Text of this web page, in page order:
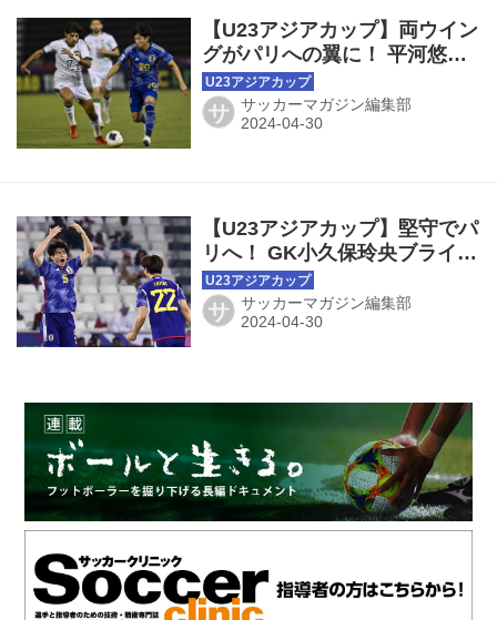
【U23アジアカップ】両ウイン
グがパリへの翼に！ 平河悠と
山田楓喜がサイドで躍動「目
標を達成できてよかった」
サ サッカーマガジン編集部
【U23アジアカップ】堅守でパ
リへ！ GK小久保玲央ブライア
ン、DF木村誠二、高井幸大で
「すごいいい守備ができてい
た」と胸を張る
サ サッカーマガジン編集部